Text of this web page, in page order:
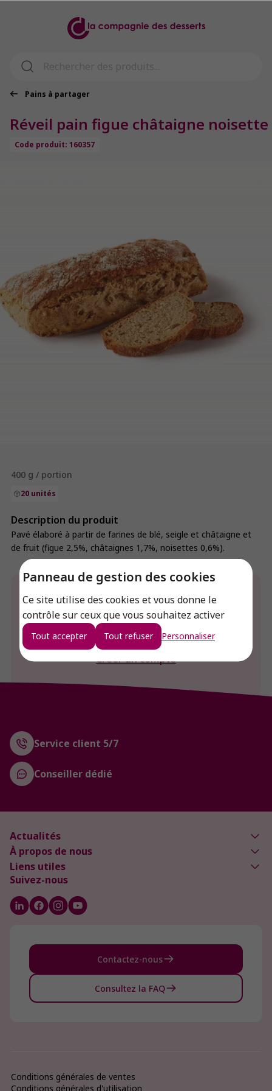
Panneau de gestion des cookies
Ce site utilise des cookies et vous donne le
contrôle sur ceux que vous souhaitez activer
Tout accepter Tout refuser Personnaliser
Pains à partager
Réveil pain figue châtaigne noisette
Code produit: 160357
400 g / portion
20 unités
Description du produit
Pavé élaboré à partir de farines de blé, seigle et châtaigne et
de fruit (figue 2,5%, châtaignes 1,7%, noisettes 0,6%).
Envie de connaitre le prix de ce produit ?
Connexion
Créer un compte
Service client 5/7
Conseiller dédié
Actualités
À propos de nous
Liens utiles
Suivez-nous
Contactez-nous
Consultez la FAQ
Conditions générales de ventes
Conditions générales d'utilisation